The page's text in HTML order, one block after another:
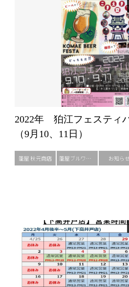
2022年 狛江フェスティ
（9月10、11日）
籠屋 秋元商店 籠屋ブルワリー お知らせ